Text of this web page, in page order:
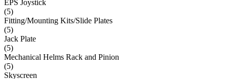
EPS Joystick
(5)
Fitting/Mounting Kits/Slide Plates
(5)
Jack Plate
(5)
Mechanical Helms Rack and Pinion
(5)
Skyscreen